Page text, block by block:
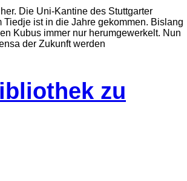
Die Uni-Kantine des Stuttgarter
Tiedje ist in die Jahre gekommen. Bislang
Kubus immer nur herumgewerkelt. Nun
der Zukunft werden
zu